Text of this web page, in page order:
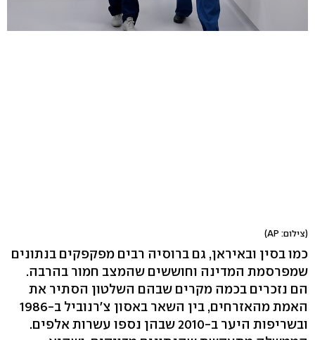
(צילום: AP)
כמו בסין ובאיראן, גם ברוסיה רבים מפקפקים בנתונים
שמפרסמת המדינה וחוששים שהמצב חמור בהרבה.
הם נזכרים בכמה מקרים שבהם השלטון הסתיר את
האמת מהאזרחים, בין השאר באסון צ'רנוביל ב-1986
ובשריפות היער ב-2010 שבהן נספו עשרות אלפים.